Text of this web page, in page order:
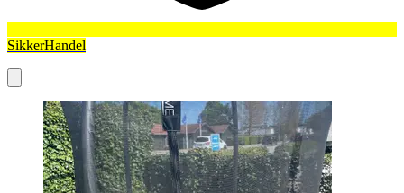
SikkerHandel